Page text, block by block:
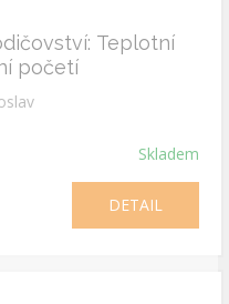
Teplotní
početí
Skladem
DETAIL